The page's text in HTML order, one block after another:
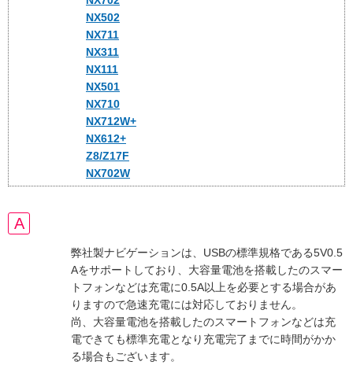
NX502
NX711
NX311
NX111
NX501
NX710
NX712W+
NX612+
Z8/Z17F
NX702W
弊社製ナビゲーションは、USBの標準規格である5V0.5
Aをサポートしており、大容量電池を搭載したのスマー
トフォンなどは充電に0.5A以上を必要とする場合があ
りますので急速充電には対応しておりません。
尚、大容量電池を搭載したのスマートフォンなどは充
電できても標準充電となり充電完了までに時間がかか
る場合もございます。